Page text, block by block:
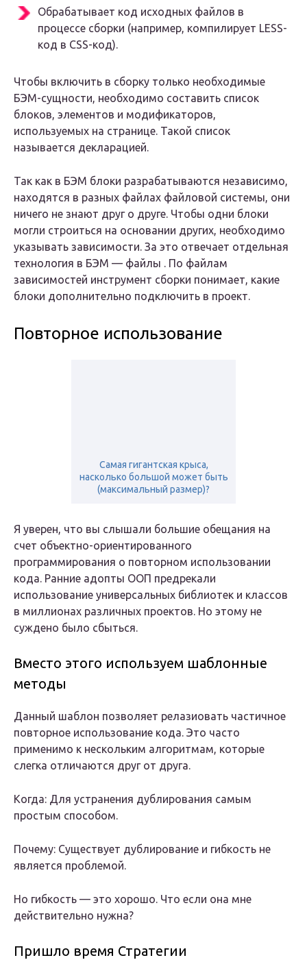
Обрабатывает код исходных файлов в
процессе сборки (например, компилирует LESS-
код в CSS-код).
Чтобы включить в сборку только необходимые
БЭМ-сущности, необходимо составить список
блоков, элементов и модификаторов,
используемых на странице. Такой список
называется декларацией.
Так как в БЭМ блоки разрабатываются независимо,
находятся в разных файлах файловой системы, они
ничего не знают друг о друге. Чтобы одни блоки
могли строиться на основании других, необходимо
указывать зависимости. За это отвечает отдельная
технология в БЭМ — файлы . По файлам
зависимостей инструмент сборки понимает, какие
блоки дополнительно подключить в проект.
Повторное использование
Самая гигантская крыса,
насколько большой может быть
(максимальный размер)?
Я уверен, что вы слышали большие обещания на
счет объектно-ориентированного
программирования о повторном использовании
кода. Ранние адопты ООП предрекали
использование универсальных библиотек и классов
в миллионах различных проектов. Но этому не
суждено было сбыться.
Вместо этого используем шаблонные
методы
Данный шаблон позволяет релазиовать частичное
повторное использование кода. Это часто
применимо к нескольким алгоритмам, которые
слегка отличаются друг от друга.
Когда: Для устранения дублирования самым
простым способом.
Почему: Существует дублирование и гибкость не
является проблемой.
Но гибкость — это хорошо. Что если она мне
действительно нужна?
Пришло время Стратегии